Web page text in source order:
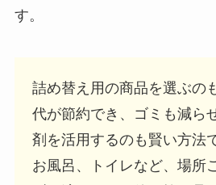
す。
詰め替え用の商品を選ぶの
代が節約でき、ゴミも減ら
剤を活用するのも賢い方法
お風呂、トイレなど、場所